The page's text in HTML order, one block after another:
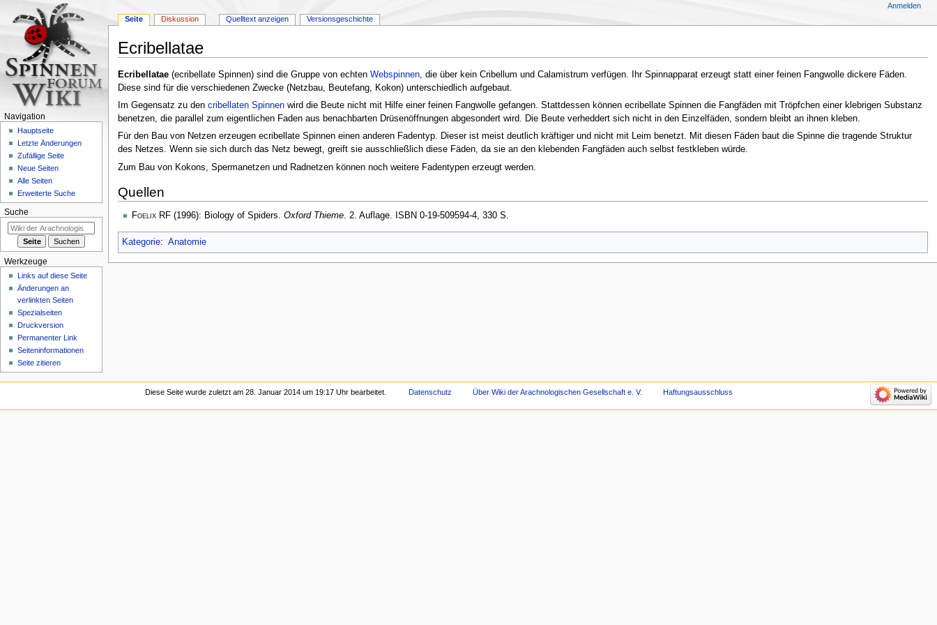
Ecribellatae
Zur
Navigation
springen
Zur
Suche
springen
Ecribellatae(ecribellate Spinnen) sind die Gruppe von echten Webspinnen, die über kein Cribellum und Calamistrum verfügen. Ihr Spinnapparat erzeugt statt einer feinen Fangwolle dickere Fäden.
Diese sind für die verschiedenen Zwecke (Netzbau, Beutefang, Kokon) unterschiedlich aufgebaut.
Im Gegensatz zu den cribellaten Spinnenwird die Beute nicht mit Hilfe einer feinen Fangwolle gefangen. Stattdessen können ecribellate Spinnen die Fangfäden mit Tröpfchen einer klebrigen Substanz
benetzen, die parallel zum eigentlichen Faden aus benachbarten Drüsenöffnungen abgesondert wird. Die Beute verheddert sich nicht in den Einzelfäden, sondern bleibt an ihnen kleben.
Für den Bau von Netzen erzeugen ecribellate Spinnen einen anderen Fadentyp. Dieser ist meist deutlich kräftiger und nicht mit Leim benetzt. Mit diesen Fäden baut die Spinne die tragende Struktur
des Netzes. Wenn sie sich durch das Netz bewegt, greift sie ausschließlich diese Fäden, da sie an den klebenden Fangfäden auch selbst festkleben würde.
Zum Bau von Kokons, Spermanetzen und Radnetzen können noch weitere Fadentypen erzeugt werden.
Quellen
Foelix RF(1996): Biology of Spiders. Oxford Thieme. 2. Auflage. ISBN 0-19-509594-4, 330 S.
Kategorie: Anatomie
Seite Diskussion Quelltext anzeigen Versionsgeschichte
Anmelden
Navigation
Hauptseite
Letzte Änderungen
Zufällige Seite
Neue Seiten
Alle Seiten
Erweiterte Suche
Suche
Werkzeuge
Links auf diese Seite
Änderungen an
verlinkten Seiten
Spezialseiten
Druckversion
Permanenter Link
Seiten­­informationen
Seite zitieren
Diese Seite wurde zuletzt am 28. Januar 2014 um 19:17 Uhr bearbeitet. Datenschutz Über Wiki der Arachnologischen Gesellschaft e. V. Haftungsausschluss